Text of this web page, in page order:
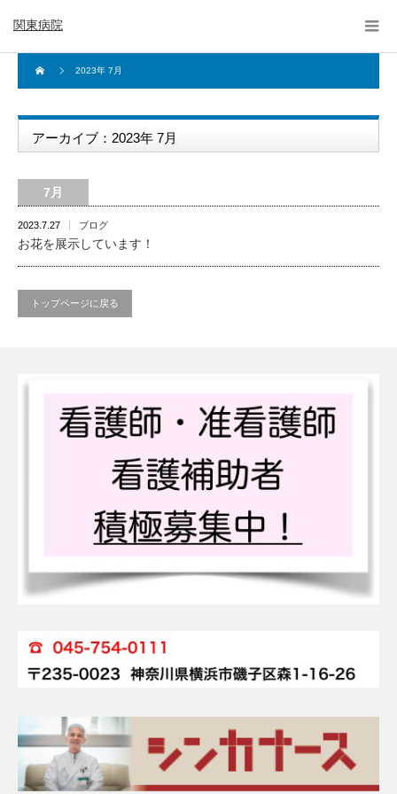
関東病院
2023年 7月
アーカイブ：2023年 7月
7月
2023.7.27 ブログ
お花を展示しています！
トップページに戻る